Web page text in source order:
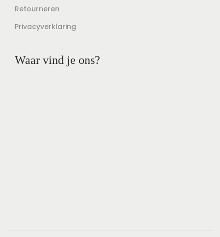
Retourneren
Privacyverklaring
Waar vind je ons?